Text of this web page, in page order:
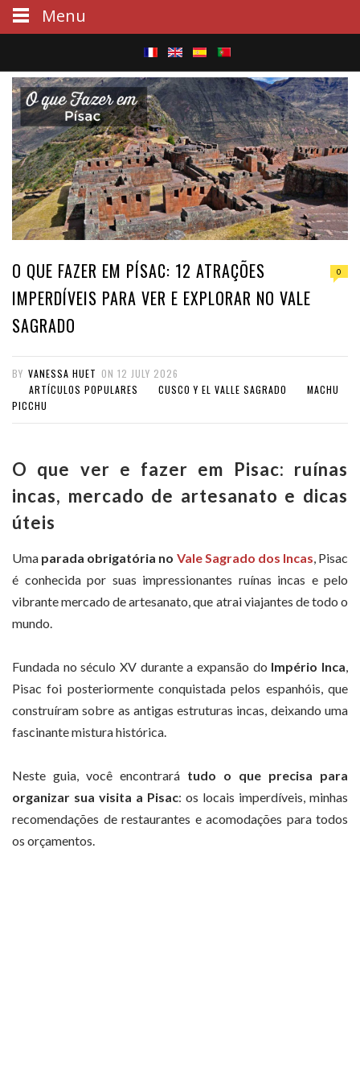
S
e
a
r
c
h
O QUE FAZER EM PÍSAC: 12 ATRAÇÕES
IMPERDÍVEIS PARA VER E EXPLORAR NO VALE
SAGRADO
0
BY VANESSA HUET ON 12 JULY 2026
ARTÍCULOS POPULARES
CUSCO Y EL VALLE SAGRADO
MACHU
PICCHU
O que ver e fazer em Pisac: ruínas
incas, mercado de artesanato e dicas
úteis
Uma parada obrigatória no Vale Sagrado dos Incas , Pisac
é conhecida por suas impressionantes ruínas incas e pelo
vibrante mercado de artesanato, que atrai viajantes de todo o
mundo.
Fundada no século XV durante a expansão do Império Inca,
Pisac foi posteriormente conquistada pelos espanhóis, que
construíram sobre as antigas estruturas incas, deixando uma
fascinante mistura histórica.
Neste guia, você encontrará tudo o que precisa para
organizar sua visita a Pisac: os locais imperdíveis, minhas
recomendações de restaurantes e acomodações para todos
os orçamentos.
Menu